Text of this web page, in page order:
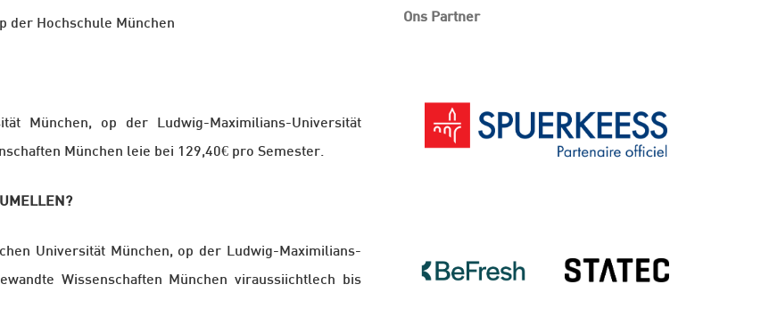
der Hochschule München
München, op der Ludwig-Maximilians-Universität
München leie bei 129,40€ pro Semester.
Universität München, op der Ludwig-Maximilians-
Wissenschaften München viraussiichtlech bis
Ons Partner